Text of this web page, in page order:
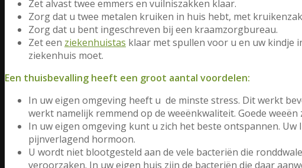
Zet alvast twee emmers en vuilniszakken klaar.
Zorg dat u twee metalen kruiken in huis hebt, met
Zorg dat u bent ingeschreven bij een kraamzorgbureau.
Zet een ziekenhuistas klaar met spullen voor u en uw kindje
ziekenhuis moet.
Een thuisbevalling heeft een groot aantal voordelen:
In uw eigen omgeving heeft u de minste stress. Dit werkt
werkt namelijk remmend op de weeënkwaliteit. Goede
In uw eigen omgeving kunt u zich het beste ontspannen. Uw
pijnverlagend hormoon.
U wordt niet blootgesteld aan de vele bacteriën die
veroorzaken. In uw eigen huis zijn de bacteriën die daar